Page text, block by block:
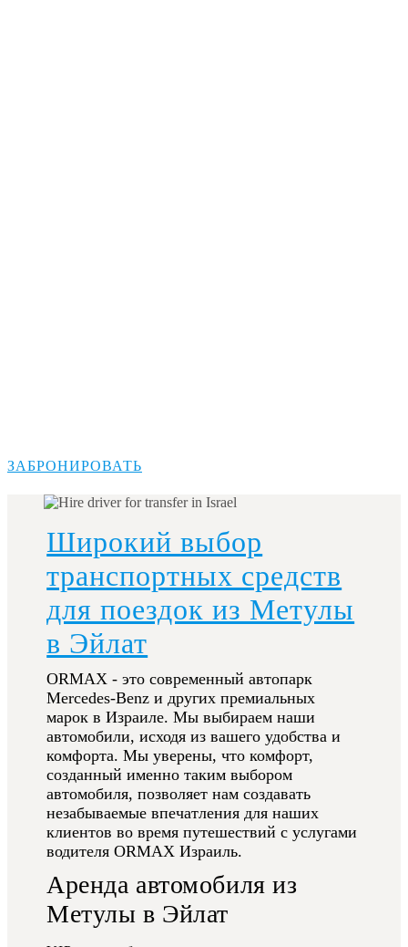
ЗАБРОНИРОВАТЬ
Широкий выбор
транспортных средств
для поездок из Метулы
в Эйлат
ORMAX - это современный автопарк
Mercedes-Benz и других премиальных
марок в Израиле. Мы выбираем наши
автомобили, исходя из вашего удобства и
комфорта. Мы уверены, что комфорт,
созданный именно таким выбором
автомобиля, позволяет нам создавать
незабываемые впечатления для наших
клиентов во время путешествий с услугами
водителя ORMAX Израиль.
Аренда автомобиля из
Метулы в Эйлат